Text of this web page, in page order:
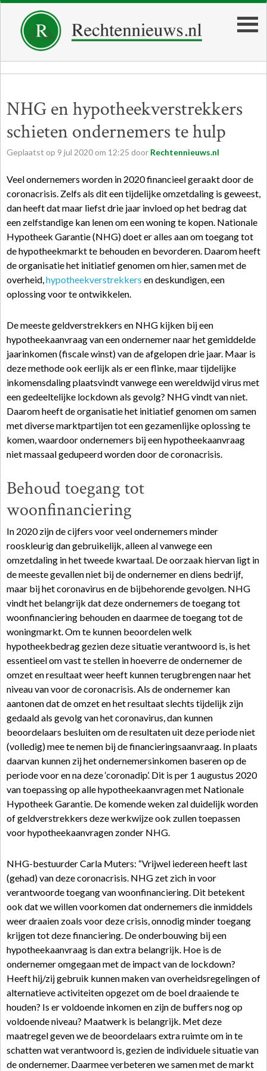
NHG en hypotheekverstrekkers
schieten ondernemers te hulp
Geplaatst op 9 jul 2020 om 12:25 door Rechtennieuws.nl
Veel ondernemers worden in 2020 financieel geraakt door de
coronacrisis. Zelfs als dit een tijdelijke omzetdaling is geweest,
dan heeft dat maar liefst drie jaar invloed op het bedrag dat
een zelfstandige kan lenen om een woning te kopen. Nationale
Hypotheek Garantie (NHG) doet er alles aan om toegang tot
de hypotheekmarkt te behouden en bevorderen. Daarom heeft
de organisatie het initiatief genomen om hier, samen met de
overheid,hypotheekverstrekkers en deskundigen, een
oplossing voor te ontwikkelen.
De meeste geldverstrekkers en NHG kijken bij een
hypotheekaanvraag van een ondernemer naar het gemiddelde
jaarinkomen (fiscale winst) van de afgelopen drie jaar. Maar is
deze methode ook eerlijk als er een flinke, maar tijdelijke
inkomensdaling plaatsvindt vanwege een wereldwijd virus met
een gedeeltelijke lockdown als gevolg? NHG vindt van niet.
Daarom heeft de organisatie het initiatief genomen om samen
met diverse marktpartijen tot een gezamenlijke oplossing te
komen, waardoor ondernemers bij een hypotheekaanvraag
niet massaal gedupeerd worden door de coronacrisis.
Behoud toegang tot
woonfinanciering
In 2020 zijn de cijfers voor veel ondernemers minder
rooskleurig dan gebruikelijk, alleen al vanwege een
omzetdaling in het tweede kwartaal. De oorzaak hiervan ligt in
de meeste gevallen niet bij de ondernemer en diens bedrijf,
maar bij het coronavirus en de bijbehorende gevolgen. NHG
vindt het belangrijk dat deze ondernemers de toegang tot
woonfinanciering behouden en daarmee de toegang tot de
woningmarkt. Om te kunnen beoordelen welk
hypotheekbedrag gezien deze situatie verantwoord is, is het
essentieel om vast te stellen in hoeverre de ondernemer de
omzet en resultaat weer heeft kunnen terugbrengen naar het
niveau van voor de coronacrisis. Als de ondernemer kan
aantonen dat de omzet en het resultaat slechts tijdelijk zijn
gedaald als gevolg van het coronavirus, dan kunnen
beoordelaars besluiten om de resultaten uit deze periode niet
(volledig) mee te nemen bij de financieringsaanvraag. In plaats
daarvan kunnen zij het ondernemersinkomen baseren op de
periode voor en na deze ‘coronadip’. Dit is per 1 augustus 2020
van toepassing op alle hypotheekaanvragen met Nationale
Hypotheek Garantie. De komende weken zal duidelijk worden
of geldverstrekkers deze werkwijze ook zullen toepassen
voor hypotheekaanvragen zonder NHG.
NHG-bestuurder Carla Muters: “Vrijwel iedereen heeft last
(gehad) van deze coronacrisis. NHG zet zich in voor
verantwoorde toegang van woonfinanciering. Dit betekent
ook dat we willen voorkomen dat ondernemers die inmiddels
weer draaien zoals voor deze crisis, onnodig minder toegang
krijgen tot deze financiering. De onderbouwing bij een
hypotheekaanvraag is dan extra belangrijk. Hoe is de
ondernemer omgegaan met de impact van de lockdown?
Heeft hij/zij gebruik kunnen maken van overheidsregelingen of
alternatieve activiteiten opgezet om de boel draaiende te
houden? Is er voldoende inkomen en zijn de buffers nog op
voldoende niveau? Maatwerk is belangrijk. Met deze
maatregel geven we de beoordelaars extra ruimte om in te
schatten wat verantwoord is, gezien de individuele situatie van
de ondernemer. Daarmee verbeteren we samen met de markt